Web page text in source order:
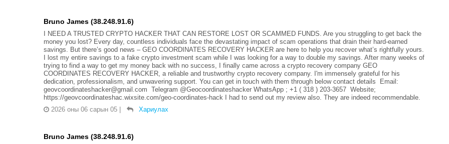
Bruno James (38.248.91.6)
I NEED A TRUSTED CRYPTO HACKER THAT CAN RESTORE LOST OR SCAMMED FUNDS. Are you struggling to get back the
money you lost? Every day, countless individuals face the devastating impact of scam operations that drain their hard-earned
savings. But there’s good news – GEO COORDINATES RECOVERY HACKER are here to help you recover what’s rightfully yours.
I lost my entire savings to a fake crypto investment scam while I was looking for a way to double my savings. After many weeks of
trying to find a way to get my money back with no success, I finally came across a crypto recovery company GEO
COORDINATES RECOVERY HACKER, a reliable and trustworthy crypto recovery company. I'm immensely grateful for his
dedication, professionalism, and unwavering support. You can get in touch with them through below contact details Email:
geovcoordinateshacker@gmail.com Telegram @Geocoordinateshacker WhatsApp ; +1 ( 318 ) 203-3657 Website;
https://geovcoordinateshac.wixsite.com/geo-coordinates-hack I had to send out my review also. They are indeed recommendable.
2026 оны 06 сарын 05
Хариулах
Bruno James (38.248.91.6)